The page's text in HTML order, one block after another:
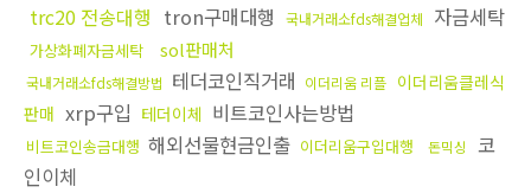
trc20 전송대행 tron구매대행 국내거래소fds해결업체 자금세탁
가상화폐자금세탁 sol판매처
국내거래소fds해결방법 테더코인직거래 이더리움 리플 이더리움클레식
판매 xrp구입 테더이체 비트코인사는방법
비트코인송금대행 해외선물현금인출 이더리움구입대행 돈믹싱
코
인이체